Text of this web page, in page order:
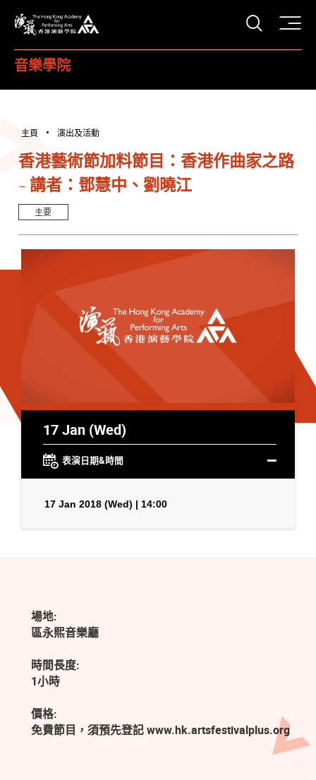
打開
音樂學院
主頁 演出及活動
香港藝術節加料節目：香港作曲家之路
- 講者：鄧慧中、劉曉江
主要
17 Jan (Wed)
表演日期&時間
17 Jan 2018 (Wed) | 14:00
場地:
區永熙音樂廳
時間長度:
1小時
價格:
免費節目，須預先登記 www.hk.artsfestivalplus.org